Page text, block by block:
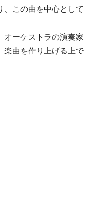
、この曲を中心として
オーケストラの演奏家
楽曲を作り上げる上で